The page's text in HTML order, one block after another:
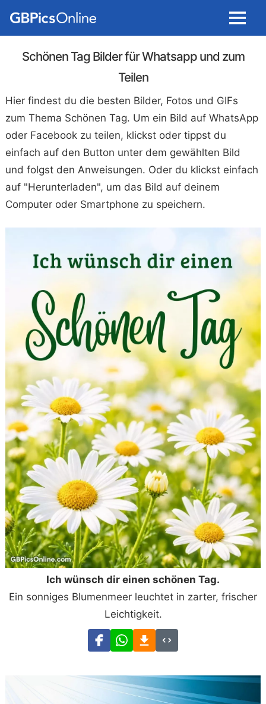
Menu
Schönen Tag Bilder für Whatsapp und zum
Teilen
Hier findest du die besten Bilder, Fotos und GIFs
zum Thema Schönen Tag. Um ein Bild auf WhatsApp
oder Facebook zu teilen, klickst oder tippst du
einfach auf den Button unter dem gewählten Bild
und folgst den Anweisungen. Oder du klickst einfach
auf "Herunterladen", um das Bild auf deinem
Computer oder Smartphone zu speichern.
Ich wünsch dir einen schönen Tag.
Ein sonniges Blumenmeer leuchtet in zarter, frischer
Leichtigkeit.